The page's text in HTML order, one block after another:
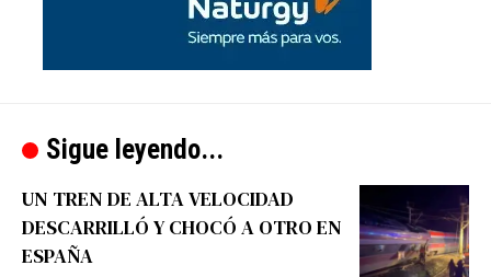
Sigue leyendo...
UN TREN DE ALTA VELOCIDAD
DESCARRILLÓ Y CHOCÓ A OTRO EN
ESPAÑA